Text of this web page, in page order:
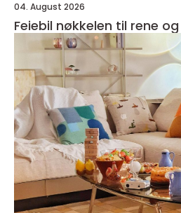
04. August 2026
Feiebil nøkkelen til